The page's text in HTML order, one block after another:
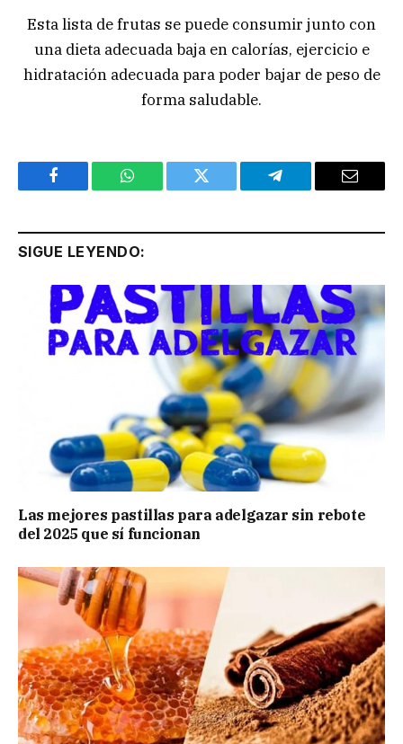
Esta lista de frutas se puede consumir junto con
una dieta adecuada baja en calorías, ejercicio e
hidratación adecuada para poder bajar de peso de
forma saludable.
Facebook WhatsApp Twitter Telegram Email
SIGUE LEYENDO:
Las mejores pastillas para adelgazar sin rebote
del 2025 que sí funcionan